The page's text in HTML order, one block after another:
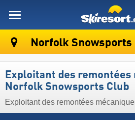
Norfolk Snowsports
Exploitant des remontées
Norfolk Snowsports Club
Exploitant des remontées